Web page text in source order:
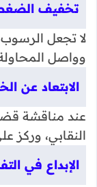
تخفيف
لا تجعل الرسوب
وواصل
الابتعاد عن
عند مناقشة
النقابي، وركز
الإبداع في